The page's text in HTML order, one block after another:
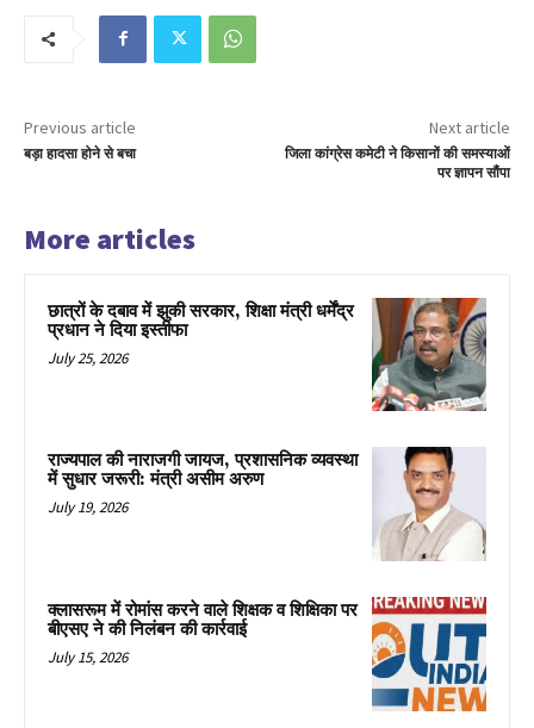
Previous article
बड़ा हादसा होने से बचा
Next article
जिला कांग्रेस कमेटी ने किसानों की समस्याओं
पर ज्ञापन सौंपा
More articles
छात्रों के दबाव में झुकी सरकार, शिक्षा मंत्री धर्मेंद्र
प्रधान ने दिया इस्तीफा
July 25, 2026
राज्यपाल की नाराजगी जायज, प्रशासनिक व्यवस्था
में सुधार जरूरी: मंत्री असीम अरुण
July 19, 2026
क्लासरूम में रोमांस करने वाले शिक्षक व शिक्षिका पर
बीएसए ने की निलंबन की कार्रवाई
July 15, 2026